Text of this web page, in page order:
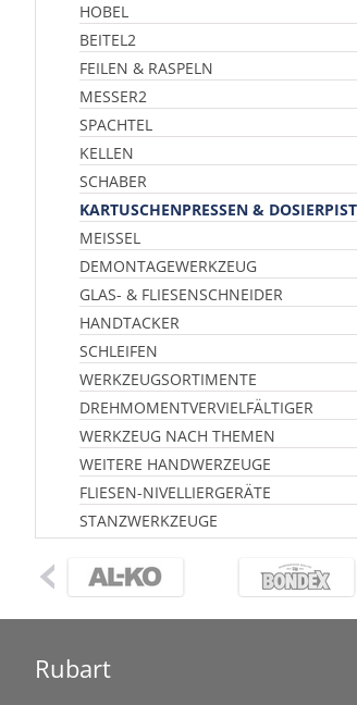
HOBEL
BEITEL2
FEILEN & RASPELN
MESSER2
SPACHTEL
KELLEN
SCHABER
KARTUSCHENPRESSEN &
MEISSEL
DEMONTAGEWERKZEUG
GLAS- & FLIESENSCHNEIDER
HANDTACKER
SCHLEIFEN
WERKZEUGSORTIMENTE
DREHMOMENT­­VERVIELFÄLTIGER
WERKZEUG NACH THEMEN
WEITERE HANDWERZEUGE
FLIESEN-NIVELLIERGERÄTE
STANZWERKZEUGE
Rubart